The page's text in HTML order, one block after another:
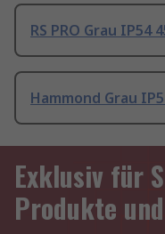
RS PRO Grau IP54
Hammond Grau
Exklusiv für
Produkte